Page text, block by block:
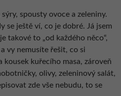
spousty ovoce a zeleniny.
se ještě ví, co je dobré. Já jsem
takové to „od každého něco“,
vy nemusíte řešit, co si
kuřecího masa, zároveň
olivy, zeleninový salát,
zde vše nebudu, to se